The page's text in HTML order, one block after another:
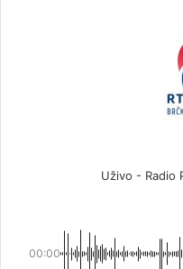
Uživo - Radio
00:00